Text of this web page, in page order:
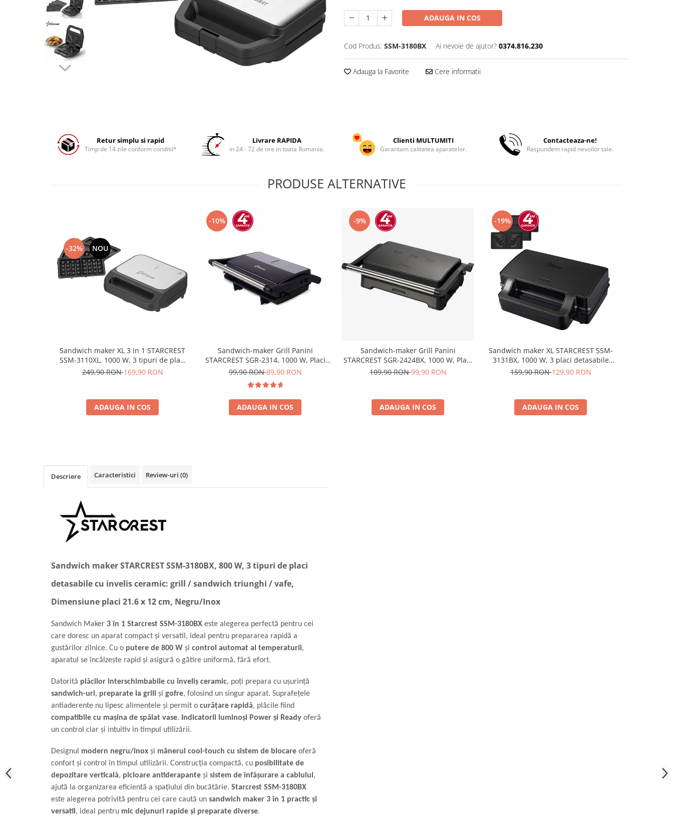
Robot de bucătărie
Sandwich maker
Fier de călcat
Dispozitive smart home
ADAUGA IN COS
Cod Produs: SSM-3180BX Ai nevoie de ajutor? 0374.816.230
Adauga la Favorite Cere informatii
Retur simplu si rapid
Timp de 14 zile conform conditii*
Livrare RAPIDA
in 24 - 72 de ore in toata Romania.
Clienti MULTUMITI
Garantam calitatea aparatelor.
Contacteaza-ne!
Raspundem rapid nevoilor tale.
PRODUSE ALTERNATIVE
-32% NOU
Sandwich maker XL 3 in 1 STARCREST
SSM-3110XL, 1000 W, 3 tipuri de placi
detasabile cu invelis ceramic: grill /
249,90 RON169,90 RON
ADAUGA IN COS
-10%
Sandwich-maker Grill Panini
STARCREST SGR-2314, 1000 W, Placi
nonaderente, Deschidere 180°,
99,90 RON89,90 RON
ADAUGA IN COS
-9%
Sandwich-maker Grill Panini
STARCREST SGR-2424BX, 1000 W, Placi
Grill cu Invelis Ceramic, Deschidere
109,90 RON99,90 RON
ADAUGA IN COS
-19%
Sandwich maker XL STARCREST SSM-
3131BX, 1000 W, 3 placi detasabile
antiadezive: sandwich, waffle si grill,
159,90 RON129,90 RON
ADAUGA IN COS
Descriere Caracteristici Review-uri (0)
Sandwich maker STARCREST SSM-3180BX, 800 W, 3 tipuri de placi
detasabile cu invelis ceramic: grill / sandwich triunghi / vafe,
Dimensiune placi 21.6 x 12 cm, Negru/Inox
Sandwich Maker 3 în 1 Starcrest SSM-3180BX este alegerea perfectă pentru cei
care doresc un aparat compact și versatil, ideal pentru prepararea rapidă a
gustărilor zilnice. Cu o putere de 800 W și control automat al temperaturii,
aparatul se încălzește rapid și asigură o gătire uniformă, fără efort.
Datorită plăcilor interschimbabile cu înveliș ceramic, poți prepara cu ușurință
sandwich-uri, preparate la grill și gofre, folosind un singur aparat. Suprafețele
antiaderente nu lipesc alimentele și permit o curățare rapidă, plăcile fiind
compatibile cu mașina de spălat vase. Indicatorii luminoși Power și Ready oferă
un control clar și intuitiv în timpul utilizării.
Designul modern negru/inox și mânerul cool-touch cu sistem de blocare oferă
confort și control în timpul utilizării. Construcția compactă, cu posibilitate de
depozitare verticală, picioare antiderapante și sistem de înfășurare a cablului,
ajută la organizarea eficientă a spațiului din bucătărie. Starcrest SSM-3180BX
este alegerea potrivită pentru cei care caută un sandwich maker 3 în 1 practic și
versatil , ideal pentru mic dejunuri rapide și preparate diverse.